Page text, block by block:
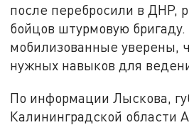
после перебросили в ДНР,
бойцов штурмовую
мобилизованные уверены,
нужных навыков для
По информации Лыскова,
Калининградской области